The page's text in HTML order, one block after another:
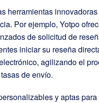
herramientas
Por ejemplo, Yotpo
de solicitud de
iniciar su reseña
agilizando el
de envío.
y aptas